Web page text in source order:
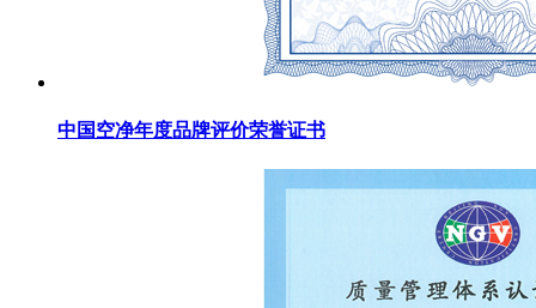
中国空净年度品牌评价荣誉证书